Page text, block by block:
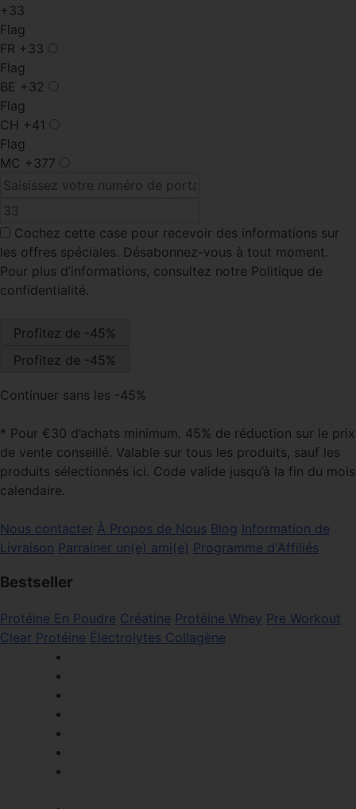
+33
Flag
FR +33
Flag
BE +32
Flag
CH +41
Flag
MC +377
Cochez cette case pour recevoir des informations sur
les offres spéciales. Désabonnez-vous à tout moment.
Pour plus d’informations, consultez notre Politique de
confidentialité.
Continuer sans les -45%
* Pour €30 d’achats minimum. 45% de réduction sur le prix
de vente conseillé. Valable sur tous les produits, sauf les
produits sélectionnés ici. Code valide jusqu’à la fin du mois
calendaire.
Nous contacter À Propos de Nous Blog Information de
Livraison Parrainer un(e) ami(e) Programme d'Affiliés
Bestseller
Protéine En Poudre Créatine Protéine Whey Pre Workout
Clear Protéine Électrolytes Collagène